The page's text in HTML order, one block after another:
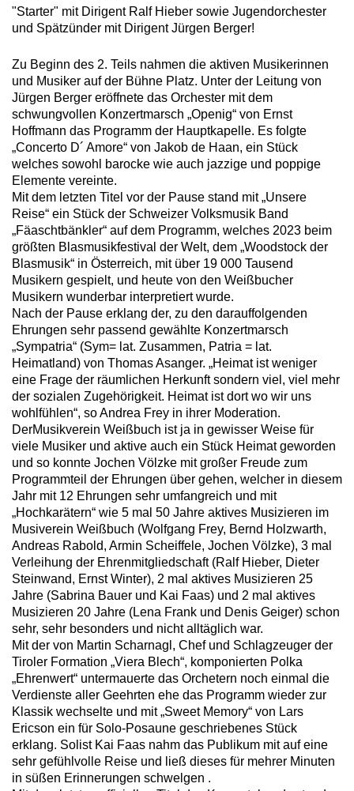
"Starter" mit Dirigent Ralf Hieber sowie Jugendorchester
und Spätzünder mit Dirigent Jürgen Berger!
Zu Beginn des 2. Teils nahmen die aktiven Musikerinnen
und Musiker auf der Bühne Platz. Unter der Leitung von
Jürgen Berger eröffnete das Orchester mit dem
schwungvollen Konzertmarsch „Openig“ von Ernst
Hoffmann das Programm der Hauptkapelle. Es folgte
„Concerto D´ Amore“ von Jakob de Haan, ein Stück
welches sowohl barocke wie auch jazzige und poppige
Elemente vereinte.
Mit dem letzten Titel vor der Pause stand mit „Unsere
Reise“ ein Stück der Schweizer Volksmusik Band
„Fäaschtbänkler“ auf dem Programm, welches 2023 beim
größten Blasmusikfestival der Welt, dem „Woodstock der
Blasmusik“ in Österreich, mit über 19 000 Tausend
Musikern gespielt, und heute von den Weißbucher
Musikern wunderbar interpretiert wurde.
Nach der Pause erklang der, zu den darauffolgenden
Ehrungen sehr passend gewählte Konzertmarsch
„Sympatria“ (Sym= lat. Zusammen, Patria = lat.
Heimatland) von Thomas Asanger. „Heimat ist weniger
eine Frage der räumlichen Herkunft sondern viel, viel mehr
der sozialen Zugehörigkeit. Heimat ist dort wo wir uns
wohlfühlen“, so Andrea Frey in ihrer Moderation.
DerMusikverein Weißbuch ist ja in gewisser Weise für
viele Musiker und aktive auch ein Stück Heimat geworden
und so konnte Jochen Völzke mit großer Freude zum
Programmteil der Ehrungen über gehen, welcher in diesem
Jahr mit 12 Ehrungen sehr umfangreich und mit
„Hochkarätern“ wie 5 mal 50 Jahre aktives Musizieren im
Musiverein Weißbuch (Wolfgang Frey, Bernd Holzwarth,
Andreas Rabold, Armin Scheiffele, Jochen Völzke), 3 mal
Verleihung der Ehrenmitgliedschaft (Ralf Hieber, Dieter
Steinwand, Ernst Winter), 2 mal aktives Musizieren 25
Jahre (Sabrina Bauer und Kai Faas) und 2 mal aktives
Musizieren 20 Jahre (Lena Frank und Denis Geiger) schon
sehr, sehr besonders und nicht alltäglich war.
Mit der von Martin Scharnagl, Chef und Schlagzeuger der
Tiroler Formation „Viera Blech“, komponierten Polka
„Ehrenwert“ untermauerte das Orchetern noch einmal die
Verdienste aller Geehrten ehe das Programm wieder zur
Klassik wechselte und mit „Sweet Memory“ von Lars
Ericson ein für Solo-Posaune geschriebenes Stück
erklang. Solist Kai Faas nahm das Publikum mit auf eine
sehr gefühlvolle Reise und ließ dieses für mehrer Minuten
in süßen Erinnerungen schwelgen .